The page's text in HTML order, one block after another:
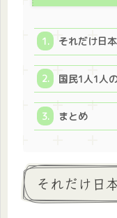
それだけ日
国民1人1人
まとめ
それだけ日